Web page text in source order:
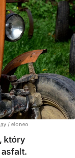
/ eloneo
który